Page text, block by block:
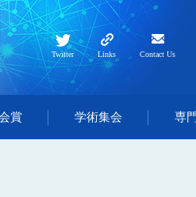
Twitter Links Contact Us
賞 学術集会 専